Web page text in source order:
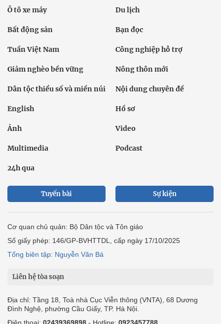
Ô tô xe máy Du lịch
Bất động sản Bạn đọc
Tuần Việt Nam Công nghiệp hỗ trợ
Giảm nghèo bền vững Nông thôn mới
Dân tộc thiểu số và miền núi Nội dung chuyên đề
English Hồ sơ
Ảnh Video
Multimedia Podcast
24h qua
Tuyến bài Sự kiện
Cơ quan chủ quản: Bộ Dân tộc và Tôn giáo
Số giấy phép: 146/GP-BVHTTDL, cấp ngày 17/10/2025
Tổng biên tập: Nguyễn Văn Bá
Liên hệ tòa soạn
Địa chỉ: Tầng 18, Toà nhà Cục Viễn thông (VNTA), 68 Dương
Đình Nghệ, phường Cầu Giấy, TP. Hà Nội.